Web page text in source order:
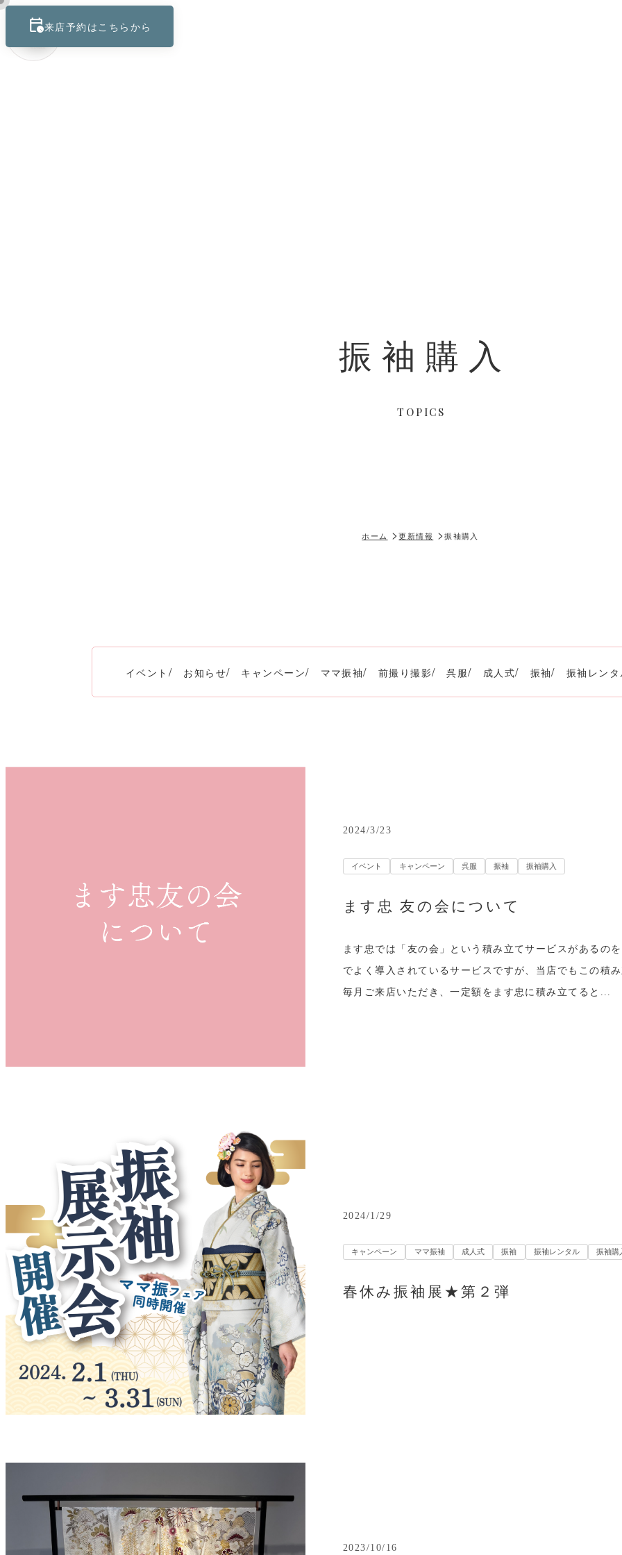
keyboard_control_keycalendar_clock来店予約はこちらから
振袖購入
TOPICS
ホーム 更新情報 振袖購入
イベント お知らせ キャンペーン ママ振袖 前撮り撮影 呉服 成人式 振袖 振袖レン
2024/3/23
イベント キャンペーン 呉服 振袖 振袖購入
ます忠 友の会について
ます忠では「友の会」という積み立てサービスがあるの
でよく導入されているサービスですが、当店でもこの積
毎月ご来店いただき、一定額をます忠に積み立てると...
2024/1/29
キャンペーン ママ振袖 成人式 振袖 振袖レンタル 振袖購
春休み振袖展★第２弾
2023/10/16